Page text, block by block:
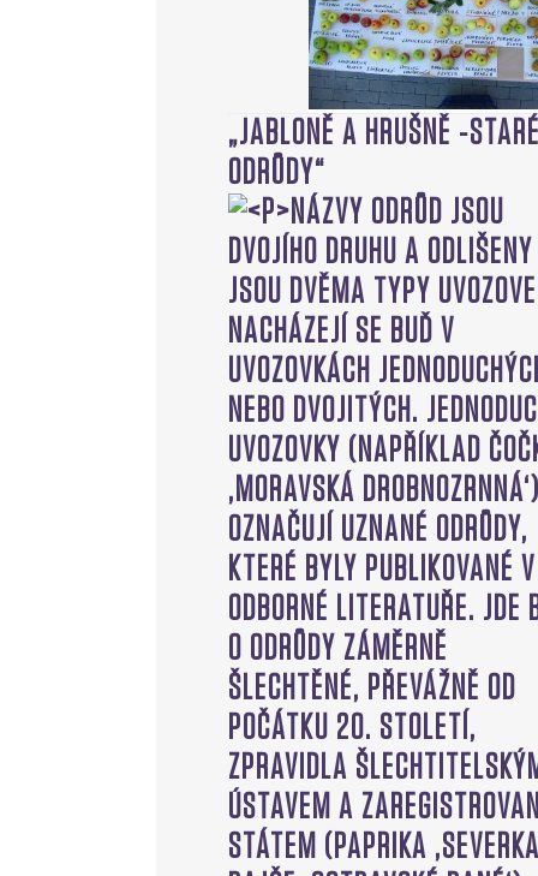
„JABLONĚ A HRUŠNĚ -
ODRŮDY“